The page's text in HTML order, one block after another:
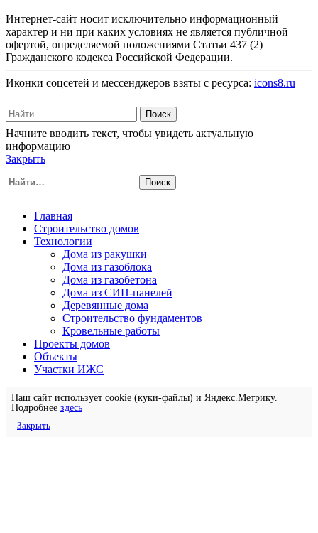
Интернет-сайт носит исключительно информационный
характер и ни при каких условиях не является публичной
офертой, определяемой положениями Статьи 437 (2)
Гражданского кодекса Российской Федерации.
Иконки соцсетей и мессенджеров взяты с ресурса: icons8.ru
Поиск
Начните вводить текст, чтобы увидеть актуальную
информацию
Закрыть
Поиск
Главная
Строительство домов
Технологии
Дома из ракушки
Дома из газоблока
Дома из газобетона
Дома из СИП-панелей
Деревянные дома
Строительство фундаментов
Кровельные работы
Проекты домов
Объекты
Участки ИЖС
Наш сайт использует cookie (куки-файлы) и Яндекс.Метрику.
Подробнее здесь
Закрыть